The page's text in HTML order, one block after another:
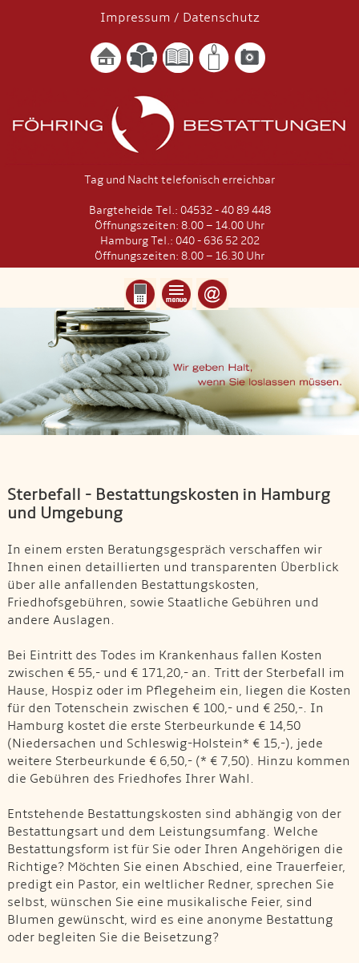
Impressum / Datenschutz
Tag und Nacht telefonisch erreichbar
Bargteheide Tel.: 04532 - 40 89 448
Öffnungszeiten: 8.00 – 14.00 Uhr
Hamburg Tel.: 040 - 636 52 202
Öffnungszeiten: 8.00 – 16.30 Uhr
Sterbefall - Bestattungskosten in Hamburg
und Umgebung
In einem ersten Beratungsgespräch verschaffen wir
Ihnen einen detaillierten und transparenten Überblick
über alle anfallenden Bestattungskosten,
Friedhofsgebühren, sowie Staatliche Gebühren und
andere Auslagen.
Bei Eintritt des Todes im Krankenhaus fallen Kosten
zwischen € 55,- und € 171,20,- an. Tritt der Sterbefall im
Hause, Hospiz oder im Pflegeheim ein, liegen die Kosten
für den Totenschein zwischen € 100,- und € 250,-. In
Hamburg kostet die erste Sterbeurkunde € 14,50
(Niedersachen und Schleswig-Holstein* € 15,-), jede
weitere Sterbeurkunde € 6,50,- (* € 7,50). Hinzu kommen
die Gebühren des Friedhofes Ihrer Wahl.
Entstehende Bestattungskosten sind abhängig von der
Bestattungsart und dem Leistungsumfang. Welche
Bestattungsform ist für Sie oder Ihren Angehörigen die
Richtige? Möchten Sie einen Abschied, eine Trauerfeier,
predigt ein Pastor, ein weltlicher Redner, sprechen Sie
selbst, wünschen Sie eine musikalische Feier, sind
Blumen gewünscht, wird es eine anonyme Bestattung
oder begleiten Sie die Beisetzung?